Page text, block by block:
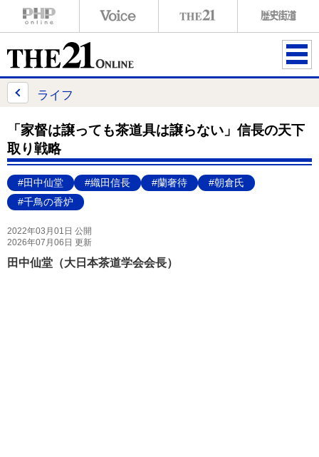
ME
ライフ
「家督は譲っても茶道具は譲らない」信長の天下
取り戦略
#田中仙堂 #織田信長 #蘭奢待
#朝倉氏
#千鳥の香炉
2022年03月01日 公開
2026年07月06日 更新
田中仙堂（大日本茶道学会会長）